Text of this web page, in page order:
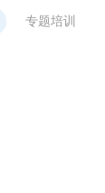
专题培训